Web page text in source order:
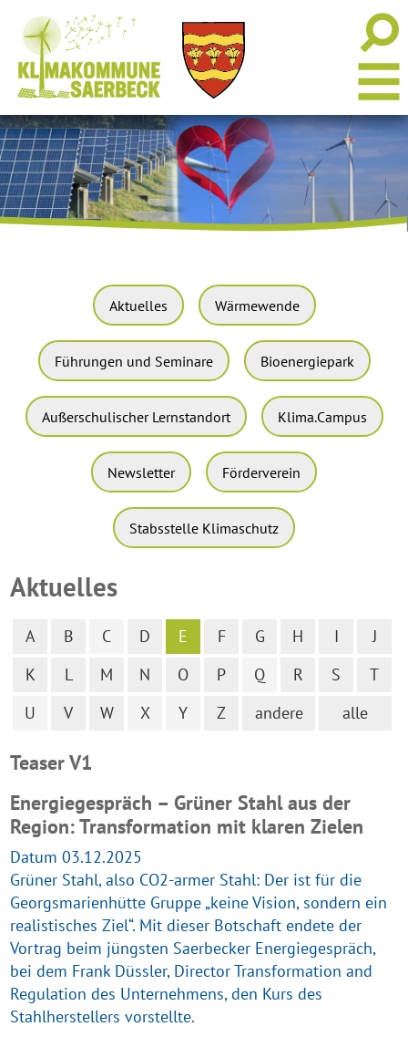
Aktuelles
alle
A B C D E F G H I
J
K
L M N O P Q R S
T
U
V W X Y Z andere
Teaser V1
Energiegespräch – Grüner Stahl aus der
Region: Transformation mit klaren Zielen
Datum 03.12.2025
Grüner Stahl, also CO2-armer Stahl: Der ist für die
Georgsmarienhütte Gruppe „keine Vision, sondern ein
realistisches Ziel“. Mit dieser Botschaft endete der
Vortrag beim jüngsten Saerbecker Energiegespräch,
bei dem Frank Düssler, Director Transformation and
Regulation des Unternehmens, den Kurs des
Stahlherstellers vorstellte.
Aktuelles Wärmewende
Führungen und Seminare Bioenergiepark
Außerschulischer Lernstandort Klima.Campus
Newsletter Förderverein
Stabsstelle Klimaschutz